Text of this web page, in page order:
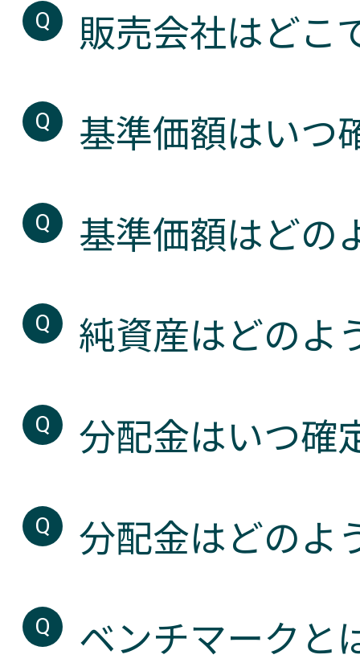
販売会社はどこ
基準価額はいつ
基準価額はどの
純資産はどのよ
分配金はいつ確
分配金はどのよ
ベンチマークと